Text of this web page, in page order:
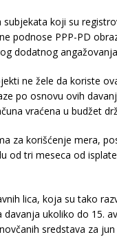
subjekata koji su
podnose PPP-PD
dodatnog
ne žele da koriste
po osnovu ovih
vraćena u budžet
za korišćenje mera,
od tri meseca od
lica, koja su tako
davanja ukoliko do 15.
sredstava za jun